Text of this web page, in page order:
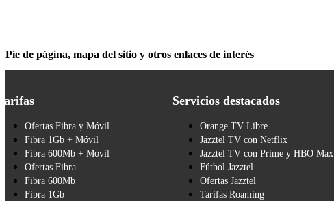
Pie de página, mapa del sitio y otros enlaces de interés
Ofertas Fibra y Móvil
Fibra 1Gb + Móvil
Fibra 600Mb + Móvil
Ofertas Fibra
Fibra 600Mb
Fibra 1Gb
Servicios destacados
Orange TV Libre
Jazztel TV con Netflix
Jazztel TV con Prime y HBO Max
Fútbol Jazztel
Ofertas Jazztel
Tarifas Roaming